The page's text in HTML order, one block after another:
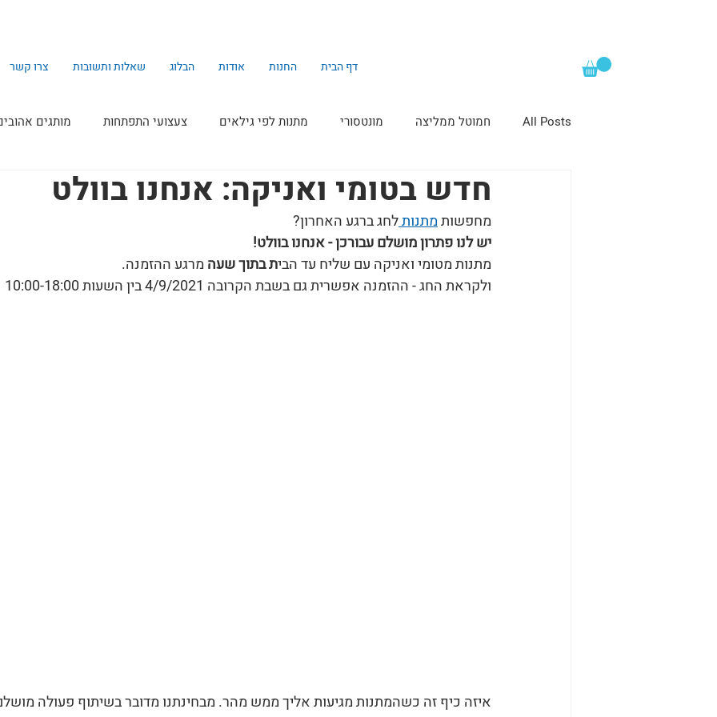
דף הבית החנות אודות הבלוג שאלות ותשובות צרו קשר
All Posts חמוטל ממליצה מונטסורי מתנות לפי גילאים צעצועי התפתחות מותגים
חדש בטומי ואניקה: אנחנו בוולט
מחפשות מתנות לחג ברגע האחרון?
יש לנו פתרון מושלם עבורכן - אנחנו בוולט!
מתנות מטומי ואניקה עם שליח עד הבית בתוך שעה מרגע ההזמנה.
ולקראת החג - ההזמנה אפשרית גם בשבת הקרובה 4/9/2021 בין השעות 10:00-18:00
איזה כיף זה כשהמתנות מגיעות אליך ממש מהר. מבחינתנו מדובר בשיתוף פעולה